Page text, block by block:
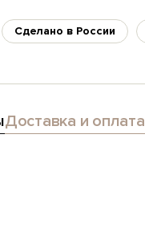
Сделано в России
Доставка и оплата